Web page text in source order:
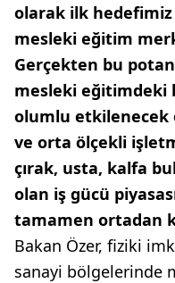
olarak ilk hedefimiz
mesleki eğitim
Gerçekten bu
mesleki eğitimdeki
olumlu etkilenecek
ve orta ölçekli
çırak, usta, kalfa
olan iş gücü
tamamen ortadan
Bakan Özer, fiziki
sanayi bölgelerinde